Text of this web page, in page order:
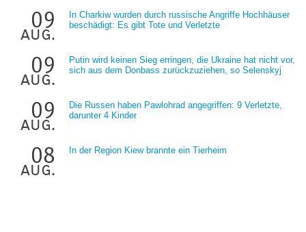
09
aug.
In Charkiw wurden durch russische Angriffe Hochhäuser
beschädigt: Es gibt Tote und Verletzte
09
aug.
Putin wird keinen Sieg erringen, die Ukraine hat nicht vor,
sich aus dem Donbass zurückzuziehen, so Selenskyj
09
aug.
Die Russen haben Pawlohrad angegriffen: 9 Verletzte,
darunter 4 Kinder
08
aug.
In der Region Kiew brannte ein Tierheim